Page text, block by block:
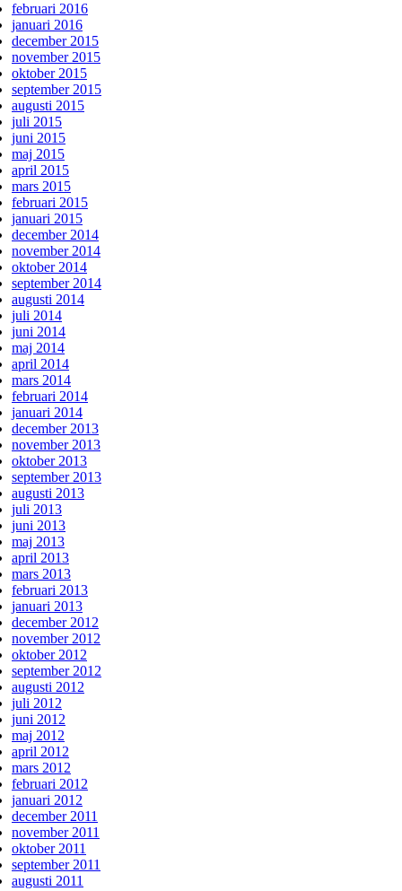
februari 2016
januari 2016
december 2015
november 2015
oktober 2015
september 2015
augusti 2015
juli 2015
juni 2015
maj 2015
april 2015
mars 2015
februari 2015
januari 2015
december 2014
november 2014
oktober 2014
september 2014
augusti 2014
juli 2014
juni 2014
maj 2014
april 2014
mars 2014
februari 2014
januari 2014
december 2013
november 2013
oktober 2013
september 2013
augusti 2013
juli 2013
juni 2013
maj 2013
april 2013
mars 2013
februari 2013
januari 2013
december 2012
november 2012
oktober 2012
september 2012
augusti 2012
juli 2012
juni 2012
maj 2012
april 2012
mars 2012
februari 2012
januari 2012
december 2011
november 2011
oktober 2011
september 2011
augusti 2011